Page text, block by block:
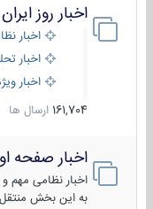
اخبار روز
اخبار
اخبار
اخبار ویژه
161,704 ارسال ها
اخبار صفحه اول
اخبار نظامی مهم و
به این بخش منتقل